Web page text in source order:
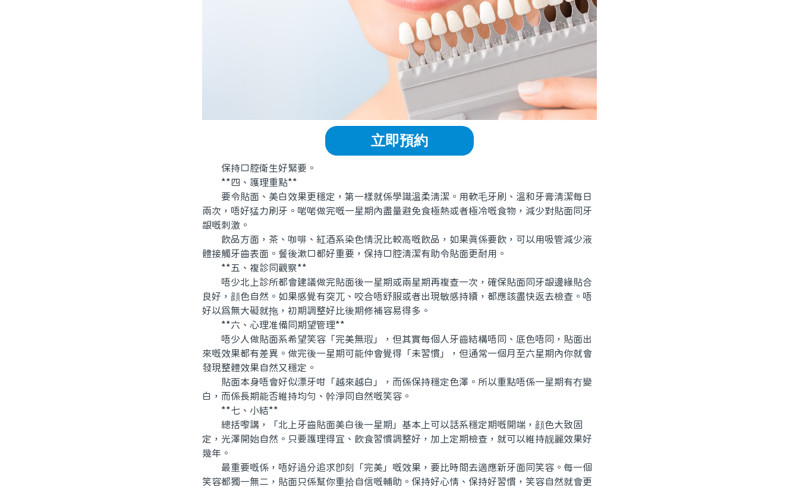
立即預約
保持口腔衛生好緊要。
**四、護理重點**
要令貼面、美白效果更穩定，第一樣就係學識溫柔清潔。用軟毛牙刷、溫和牙膏清潔每日
兩次，唔好猛力刷牙。啱啱做完嘅一星期內盡量避免食極熱或者極冷嘅食物，減少對貼面同牙
龈嘅刺激。
飲品方面，茶、咖啡、紅酒系染色情況比較高嘅飲品，如果真係要飲，可以用吸管減少液
體接觸牙齒表面。餐後漱口都好重要，保持口腔清潔有助令貼面更耐用。
**五、複診同觀察**
唔少北上診所都會建議做完貼面後一星期或兩星期再複查一次，確保貼面同牙龈邊緣貼合
良好，顔色自然。如果感覺有突兀、咬合唔舒服或者出現敏感持續，都應該盡快返去檢查。唔
好以爲無大礙就拖，初期調整好比後期修補容易得多。
**六、心理准備同期望管理**
唔少人做貼面系希望笑容「完美無瑕」，但其實每個人牙齒結構唔同、底色唔同，貼面出
來嘅效果都有差異。做完後一星期可能仲會覺得「未習慣」，但通常一個月至六星期內你就會
發現整體效果自然又穩定。
貼面本身唔會好似漂牙咁「越來越白」，而係保持穩定色澤。所以重點唔係一星期有冇變
白，而係長期能否維持均勻、幹淨同自然嘅笑容。
**七、小結**
總括嚟講，「北上牙齒貼面美白後一星期」基本上可以話系穩定期嘅開端，顔色大致固
定，光澤開始自然。只要護理得宜、飲食習慣調整好，加上定期檢查，就可以維持靓麗效果好
幾年。
最重要嘅係，唔好過分追求即刻「完美」嘅效果，要比時間去適應新牙面同笑容。每一個
笑容都獨一無二，貼面只係幫你重拾自信嘅輔助。保持好心情、保持好習慣，笑容自然就會更